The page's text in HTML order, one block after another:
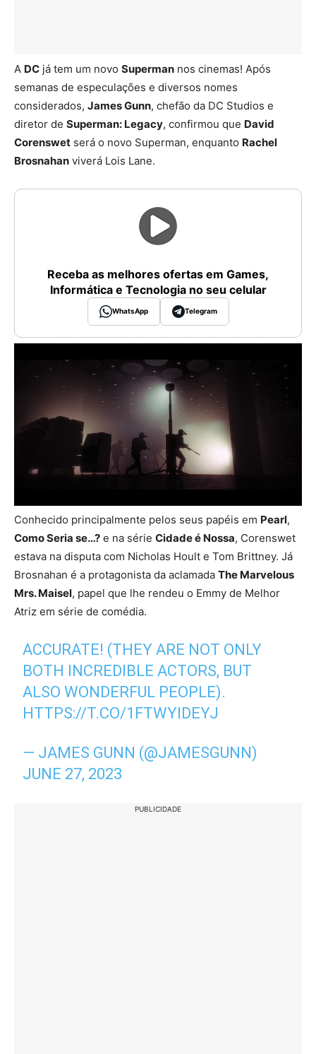
A DC já tem um novo Superman nos cinemas! Após
semanas de especulações e diversos nomes
considerados, James Gunn, chefão da DC Studios e
diretor de Superman: Legacy, confirmou que David
Corenswet será o novo Superman, enquanto Rachel
Brosnahan viverá Lois Lane.
Receba as melhores ofertas em Games,
Informática e Tecnologia no seu celular
WhatsApp Telegram
Conhecido principalmente pelos seus papéis em Pearl,
Como Seria se…? e na série Cidade é Nossa, Corenswet
estava na disputa com Nicholas Hoult e Tom Brittney. Já
Brosnahan é a protagonista da aclamada The Marvelous
Mrs. Maisel, papel que lhe rendeu o Emmy de Melhor
Atriz em série de comédia.
ACCURATE! (THEY ARE NOT ONLY
BOTH INCREDIBLE ACTORS, BUT
ALSO WONDERFUL PEOPLE).
HTTPS://T.CO/1FTWYIDEYJ
— JAMES GUNN (@JAMESGUNN)
JUNE 27, 2023
PUBLICIDADE